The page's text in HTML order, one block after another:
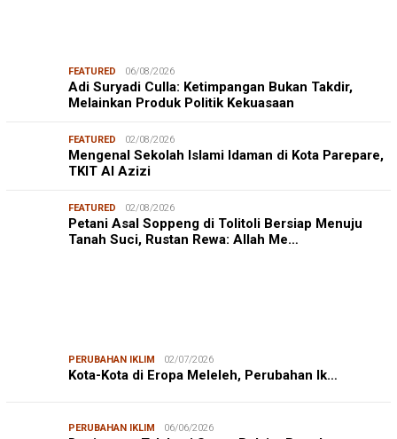
FEATURED 06/08/2026
Adi Suryadi Culla: Ketimpangan Bukan Takdir,
Melainkan Produk Politik Kekuasaan
FEATURED 02/08/2026
Mengenal Sekolah Islami Idaman di Kota Parepare,
TKIT Al Azizi
FEATURED 02/08/2026
Petani Asal Soppeng di Tolitoli Bersiap Menuju
Tanah Suci, Rustan Rewa: Allah Me…
PERUBAHAN IKLIM 02/07/2026
Kota-Kota di Eropa Meleleh, Perubahan Ik…
PERUBAHAN IKLIM 06/06/2026